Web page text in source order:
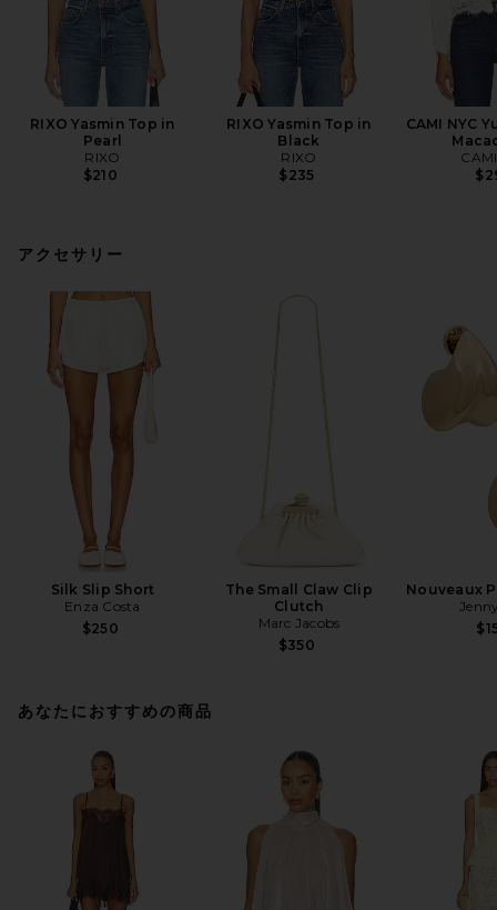
RIXO Yasmin Top in
Pearl
RIXO
$210
RIXO Yasmin Top in
Black
RIXO
$235
CAMI NYC
アクセサリー
Silk Slip Short
Enza Costa
$250
The Small Claw Clip
Clutch
Marc Jacobs
$350
Nouveaux
あなたにおすすめの商品